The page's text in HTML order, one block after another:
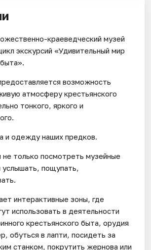
краеведческий музей
экскурсий «Удивительный мир
возможность
атмосферу крестьянского
тонкого, яркого и
и одежду наших предков.
только посмотреть музейные
пощупать,
интерактивные зоны, где
использовать в деятельности
крестьянского быта, орудия
обуться в лапти, посидеть за
станком, покрутить жернова или